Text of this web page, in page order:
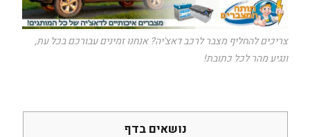
צריכים להחליף מצבר לרכב דאצ'יה? אנחנו זמינים עבורכם בכל עת,
ונגיע מהר לכל כתובת!
נושאים בדף